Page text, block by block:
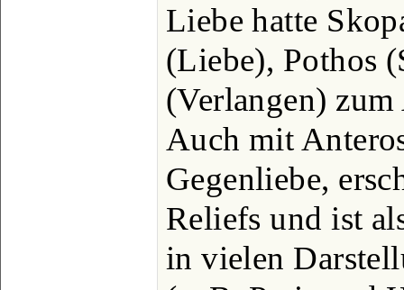
Liebe hatte
(Liebe), Pothos
(Verlangen)
Auch mit
Gegenliebe,
Reliefs und ist
in vielen